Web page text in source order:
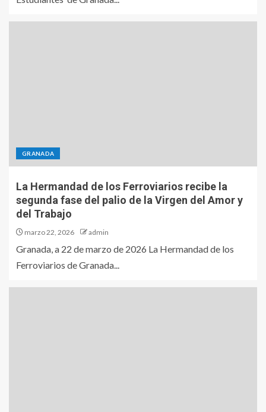
GRANADA
La Hermandad de los Ferroviarios recibe la
segunda fase del palio de la Virgen del Amor y
del Trabajo
marzo 22, 2026 admin
Granada, a 22 de marzo de 2026 La Hermandad de los
Ferroviarios de Granada...